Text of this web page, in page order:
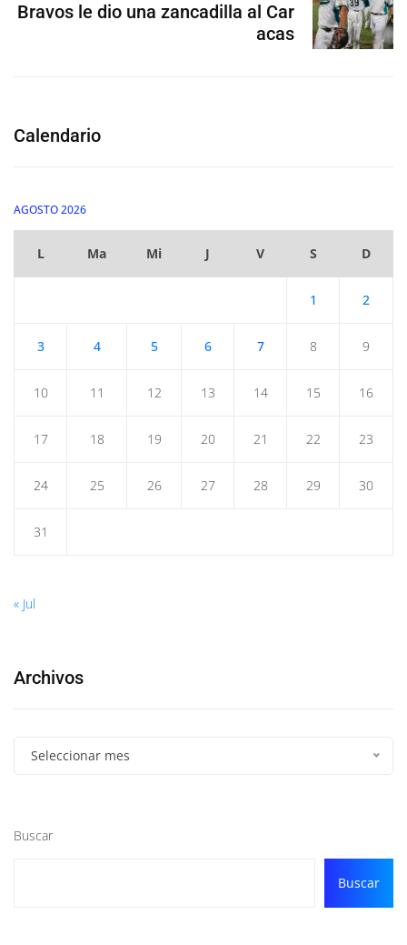
Bravos le dio una zancadilla al Car
acas
Calendario
AGOSTO 2026
L Ma Mi J V S D
1 2
3 4 5 6 7 8 9
10 11 12 13 14 15 16
17 18 19 20 21 22 23
24 25 26 27 28 29 30
31
« Jul
Archivos
Seleccionar mes
Buscar
Buscar